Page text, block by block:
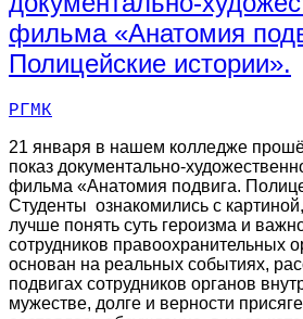
фильма «Анатомия
Полицейские истории».
РГМК
21 января в нашем колледже
показ документально-
фильма «Анатомия подвига.
Студенты ознакомились с
лучше понять суть героизма и
сотрудников правоохранительных
основан на реальных событиях,
подвигах сотрудников органов
мужестве, долге и верности